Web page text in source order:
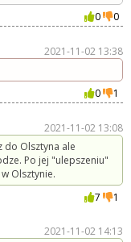
0
0
2021-11-02 13:38
0
1
2021-11-02 13:08
do Olsztyna ale
Po jej "ulepszeniu"
Olsztynie.
7
1
2021-11-02 14:13